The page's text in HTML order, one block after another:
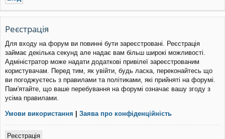
Реєстрація
Для входу на форум ви повинні бути зареєстровані. Реєстрація
займає декілька секунд але надає вам більш широкі можливості.
Адміністратор може надати додаткові привілеї зареєстрованим
користувачам. Перед тим, як увійти, будь ласка, переконайтесь що
ви погоджуєтесь з правилами та політиками, які прийняті на форумі.
Пам'ятайте, що ваше перебування на форумі означає вашу згоду з
усіма правилами.
Умови використання | Заява про конфіденційність
Реєстрація